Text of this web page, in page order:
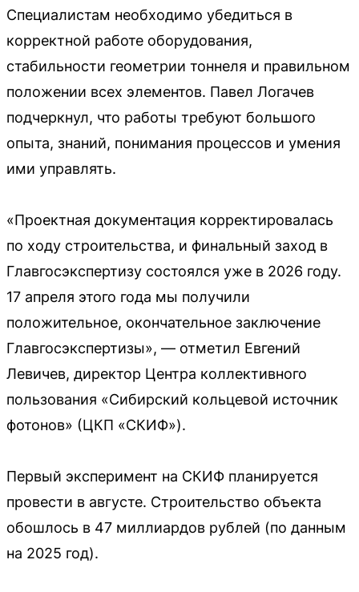
Специалистам необходимо убедиться в
корректной работе оборудования,
стабильности геометрии тоннеля и правильном
положении всех элементов. Павел Логачев
подчеркнул, что работы требуют большого
опыта, знаний, понимания процессов и умения
ими управлять.
«Проектная документация корректировалась
по ходу строительства, и финальный заход в
Главгосэкспертизу состоялся уже в 2026 году.
17 апреля этого года мы получили
положительное, окончательное заключение
Главгосэкспертизы», — отметил Евгений
Левичев, директор Центра коллективного
пользования «Сибирский кольцевой источник
фотонов» (ЦКП «СКИФ»).
Первый эксперимент на СКИФ планируется
провести в августе. Строительство объекта
обошлось в 47 миллиардов рублей (по данным
на 2025 год).